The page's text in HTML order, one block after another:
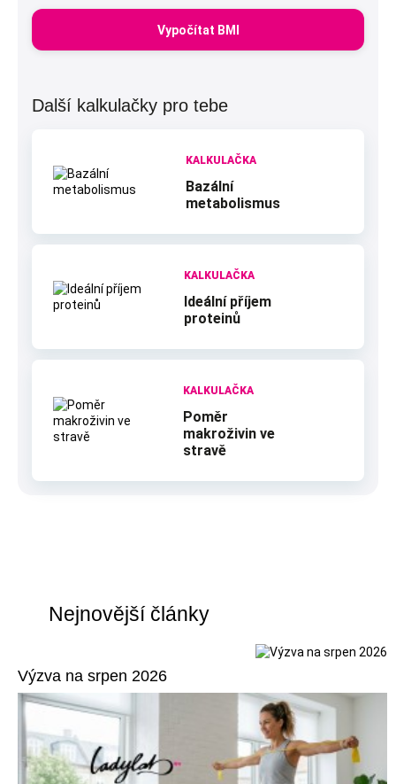
Další kalkulačky pro tebe
KALKULAČKA
Bazální
metabolismus
KALKULAČKA
Ideální příjem
proteinů
KALKULAČKA
Poměr
makroživin ve
stravě
Nejnovější články
Výzva na srpen 2026